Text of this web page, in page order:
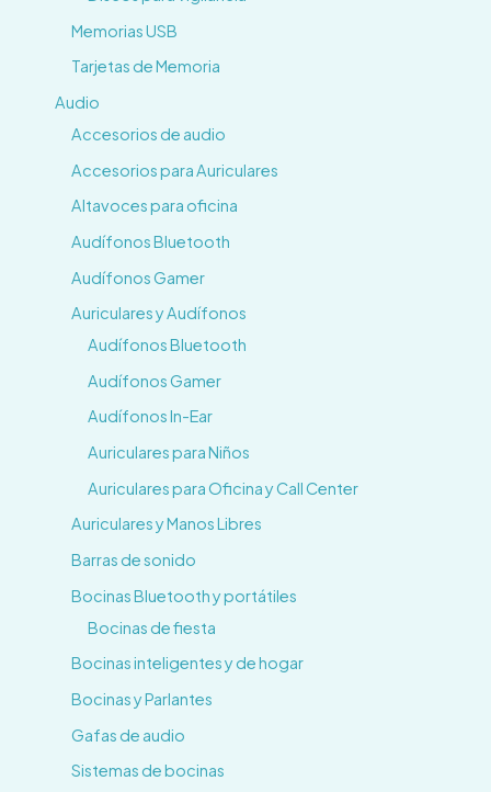
Memorias USB
Tarjetas de Memoria
Audio
Accesorios de audio
Accesorios para Auriculares
Altavoces para oficina
Audífonos Bluetooth
Audífonos Gamer
Auriculares y Audífonos
Audífonos Bluetooth
Audífonos Gamer
Audífonos In-Ear
Auriculares para Niños
Auriculares para Oficina y Call Center
Auriculares y Manos Libres
Barras de sonido
Bocinas Bluetooth y portátiles
Bocinas de fiesta
Bocinas inteligentes y de hogar
Bocinas y Parlantes
Gafas de audio
Sistemas de bocinas